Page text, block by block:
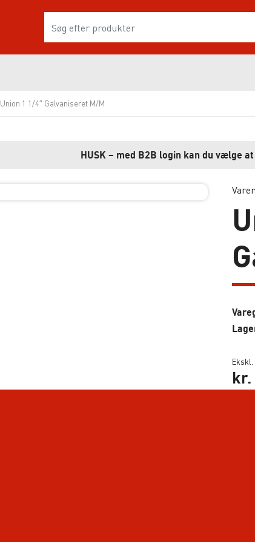
Union 1 1/4″ Galvaniseret M/M
HUSK – med B2B login kan du vælge
kr.